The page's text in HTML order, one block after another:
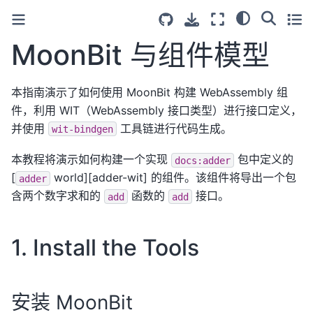
MoonBit 与组件模型
本指南演示了如何使用 MoonBit 构建 WebAssembly 组
件，利用 WIT（WebAssembly 接口类型）进行接口定义，
并使用
wit-bindgen 工具链进行代码生成。
本教程将演示如何构建一个实现 docs:adder
包中定义的
[ adder
world][adder-wit] 的组件。该组件将导出一个包
含两个数字求和的
add 函数的 add 接口。
1. Install the Tools
安装 MoonBit